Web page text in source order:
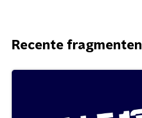
Recente fragmenten